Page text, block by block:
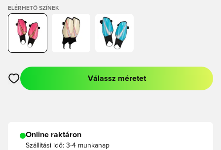
ELÉRHETŐ SZÍNEK
Megnyit egy modált a bejelentkezéshez vagy a tagként való
Válassz méretet
Online raktáron
Szállítási idő: 3-4 munkanap